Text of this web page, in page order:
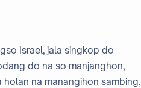
Israel, jala singkop do
do na so manjanghon,
holan na manangihon sambing,